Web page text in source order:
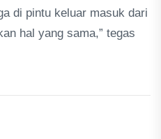
di pintu keluar masuk dari
hal yang sama,” tegas